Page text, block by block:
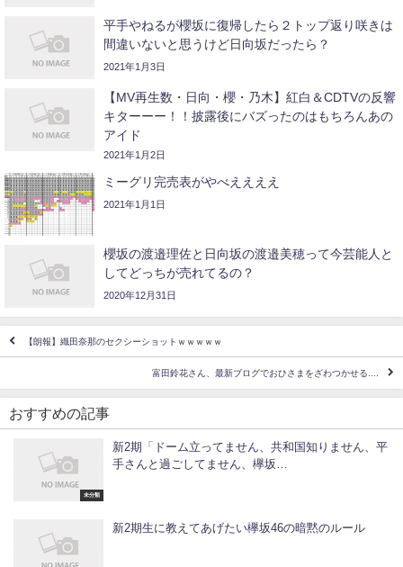
平手やねるが櫻坂に復帰したら２トップ返り咲きは
間違いないと思うけど日向坂だったら？
2021年1月3日
【MV再生数・日向・櫻・乃木】紅白＆CDTVの反響
キターーー！！披露後にバズったのはもちろんあの
アイド
2021年1月2日
ミーグリ完売表がやべええええ
2021年1月1日
櫻坂の渡邉理佐と日向坂の渡邉美穂って今芸能人と
してどっちが売れてるの？
2020年12月31日
【朗報】織田奈那のセクシーショットｗｗｗｗｗ
富田鈴花さん、最新ブログでおひさまをざわつかせる....
おすすめの記事
未分類
新2期「ドーム立ってません、共和国知りません、平
手さんと過ごしてません、欅坂…
新2期生に教えてあげたい欅坂46の暗黙のルール